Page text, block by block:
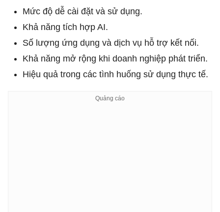
Mức độ dễ cài đặt và sử dụng.
Khả năng tích hợp AI.
Số lượng ứng dụng và dịch vụ hỗ trợ kết nối.
Khả năng mở rộng khi doanh nghiệp phát triển.
Hiệu quả trong các tình huống sử dụng thực tế.